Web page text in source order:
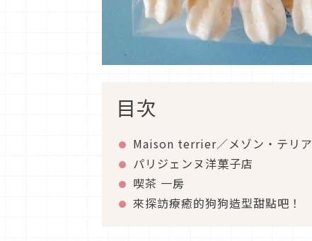
目次
Maison terrier／メゾン・テリア
パリジェンヌ洋菓子店
喫茶 一房
來探訪療癒的狗狗造型甜點吧！